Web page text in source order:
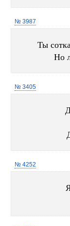
№ 3987
Ты
Но
№ 3405
№ 4252